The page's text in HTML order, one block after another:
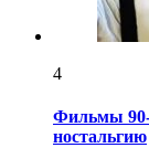
4
Фильмы 90-
ностальгию